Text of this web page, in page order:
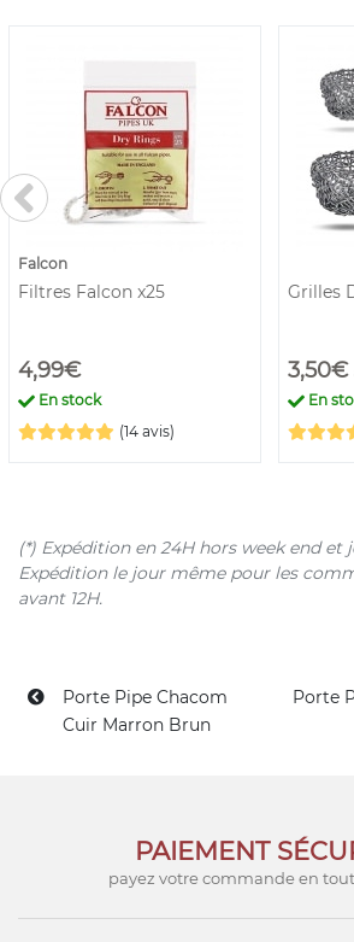
Falcon
Filtres Falcon x25
4,99€
En stock
(14 avis)
Grilles
3,50€
En
(*) Expédition en 24H hors week end et
Expédition le jour même pour les
avant 12H.
Porte Pipe Chacom
Cuir Marron Brun
Porte
PAIEMENT
payez votre commande en